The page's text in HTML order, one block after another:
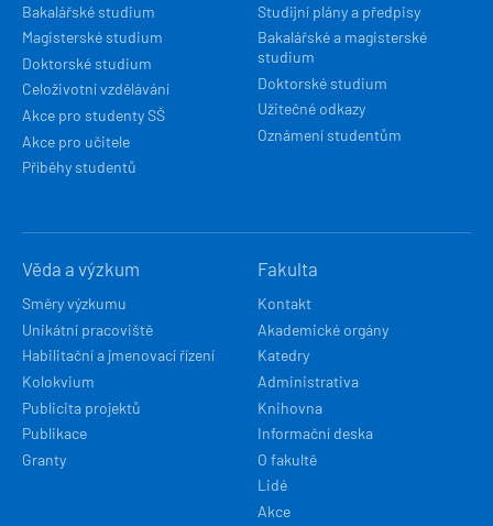
Bakalářské studium
Magisterské studium
Doktorské studium
Celoživotní vzdělávání
Akce pro studenty SŠ
Akce pro učitele
Příběhy studentů
Studijní plány a předpisy
Bakalářské a magisterské
studium
Doktorské studium
Užitečné odkazy
Oznámení studentům
Věda a výzkum
Směry výzkumu
Unikátní pracoviště
Habilitační a jmenovací řízení
Kolokvium
Publicita projektů
Publikace
Granty
Fakulta
Kontakt
Akademické orgány
Katedry
Administrativa
Knihovna
Informační deska
O fakultě
Lidé
Akce